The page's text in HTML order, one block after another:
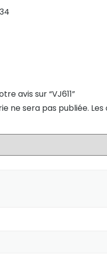
avis sur “VJ611”
ne sera pas publiée.